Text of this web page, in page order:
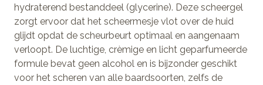
hydraterend bestanddeel (glycerine). Deze scheergel
zorgt ervoor dat het scheermesje vlot over de huid
glijdt opdat de scheurbeurt optimaal en aangenaam
verloopt. De luchtige, crèmige en licht geparfumeerde
formule bevat geen alcohol en is bijzonder geschikt
voor het scheren van alle baardsoorten, zelfs de